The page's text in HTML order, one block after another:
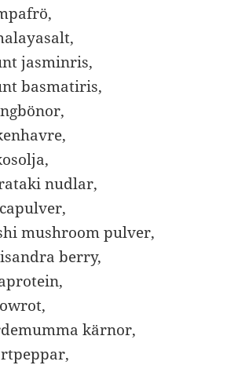
,
,
jasminris,
basmatiris,
,
,
,
nudlar,
,
mushroom pulver,
berry,
,
,
kärnor,
,